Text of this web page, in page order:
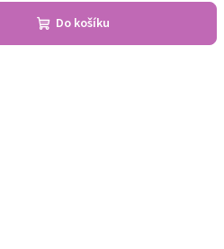
Do košíku